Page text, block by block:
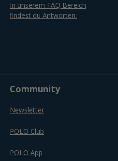
In unserem FAQ Bereich
findest du Antworten.
Community
Newsletter
POLO Club
POLO App